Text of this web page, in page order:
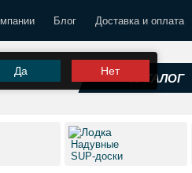
Блог Доставка и оплата
КАТАЛОГ
Да Нет
Надувные
SUP-доски